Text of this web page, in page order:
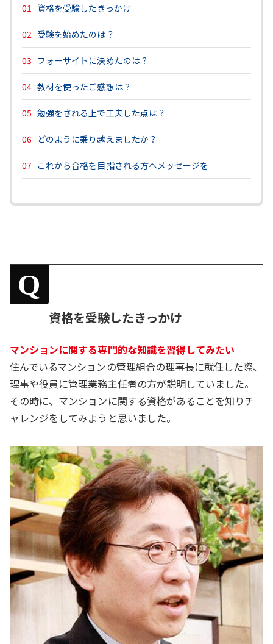
01 資格を受験したきっかけ
02 受験を始めたのは？
03 フォーサイトに決めたのは？
04 教材を使ったご感想は？
05 勉強をされる上で工夫した点は？
06 どのように乗り越えましたか？
07 これから合格を目指される方へメッセージを
Q
資格を受験したきっかけ
マンションに関する専門的な知識を習得してみたい
住んでいるマンションの管理組合の理事長に就任した際、
理事や役員に管理業務主任者の方が説明していました。
その時に、マンションに関する資格があることを知りチ
ャレンジをしてみようと思いました。